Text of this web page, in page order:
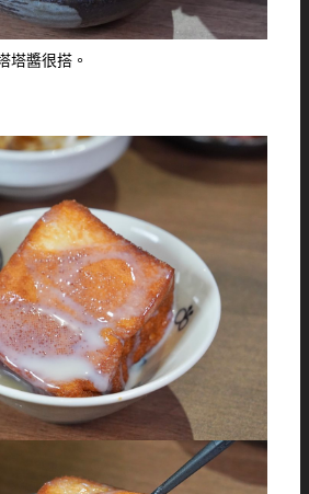
塔醬很搭。